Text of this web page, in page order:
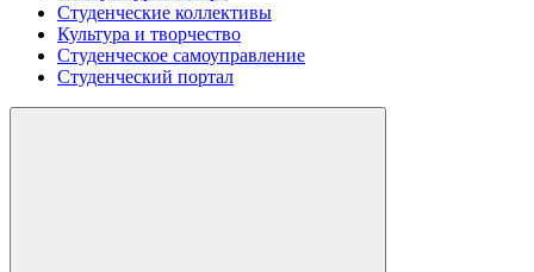
Студенческие коллективы
Культура и творчество
Студенческое самоуправление
Студенческий портал